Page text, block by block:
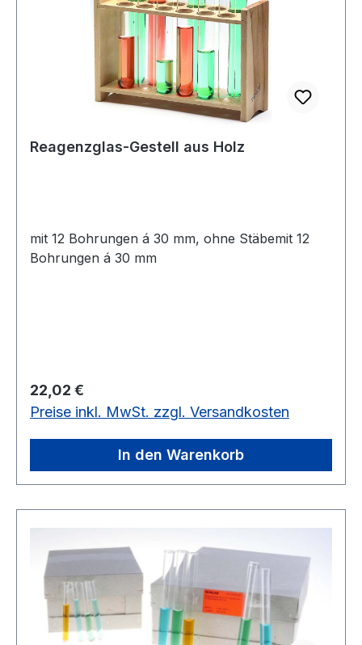
Reagenzglas-Gestell aus Holz
mit 12 Bohrungen á 30 mm, ohne Stäbemit 12
Bohrungen á 30 mm
Regulärer Preis:
22,02 €
Preise inkl. MwSt. zzgl. Versandkosten
In den Warenkorb